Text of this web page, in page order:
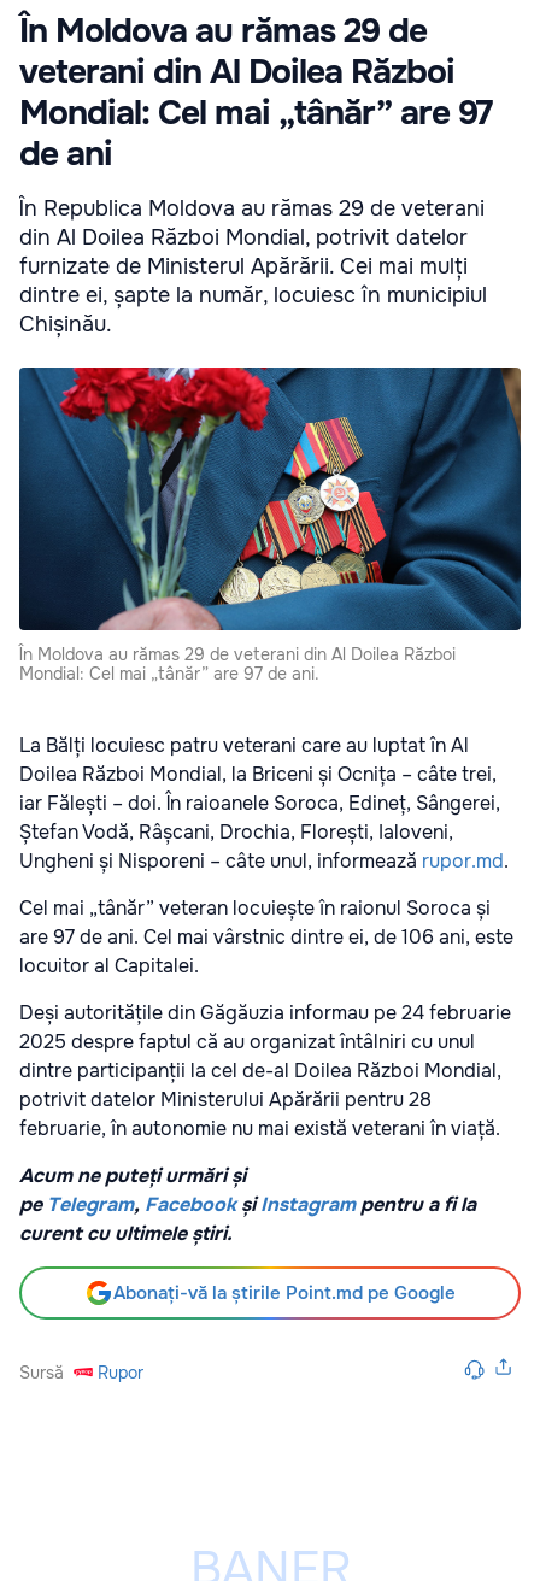
În Moldova au rămas 29 de
veterani din Al Doilea Război
Mondial: Cel mai „tânăr” are 97
de ani
În Republica Moldova au rămas 29 de veterani
din Al Doilea Război Mondial, potrivit datelor
furnizate de Ministerul Apărării. Cei mai mulți
dintre ei, șapte la număr, locuiesc în municipiul
Chișinău.
În Moldova au rămas 29 de veterani din Al Doilea Război
Mondial: Cel mai „tânăr” are 97 de ani.
La Bălți locuiesc patru veterani care au luptat în Al
Doilea Război Mondial, la Briceni și Ocnița – câte trei,
iar Fălești – doi. În raioanele Soroca, Edineț, Sângerei,
Ștefan Vodă, Râșcani, Drochia, Florești, Ialoveni,
Ungheni și Nisporeni – câte unul, informează rupor.md.
Cel mai „tânăr” veteran locuiește în raionul Soroca și
are 97 de ani. Cel mai vârstnic dintre ei, de 106 ani, este
locuitor al Capitalei.
Deși autoritățile din Găgăuzia informau pe 24 februarie
2025 despre faptul că au organizat întâlniri cu unul
dintre participanții la cel de-al Doilea Război Mondial,
potrivit datelor Ministerului Apărării pentru 28
februarie, în autonomie nu mai există veterani în viață.
Acum ne puteți urmări și
pe Telegram, Facebook șiInstagrampentru a fi la
curent cu ultimele știri.
Abonați-vă la știrile Point.md pe Google
Sursă Rupor